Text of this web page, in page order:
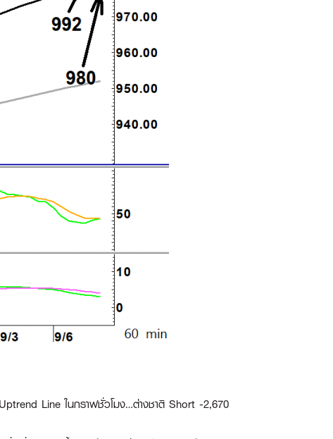
Line ในกราฟชั่วโมง…ต่างชาติ Short -2,670